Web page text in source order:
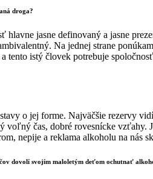
droga?
hlavne jasne definovaný a jasne
Na jednej strane
tento istý človek potrebuje
o jej forme. Najväčšie rezervy
voľný čas, dobré rovesnícke
nepije a reklama alkoholu na nás
dovolí svojím maloletým deťom ochutnať